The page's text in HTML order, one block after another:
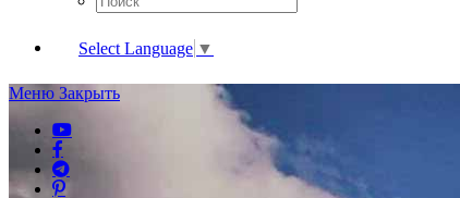
Select Language ▼
Меню Закрыть